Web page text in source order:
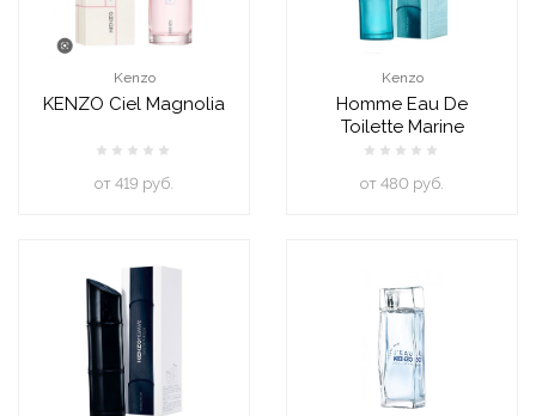
Kenzo
KENZO Ciel Magnolia
oт 419 руб.
Kenzo
Homme Eau De
Toilette Marine
oт 480 руб.